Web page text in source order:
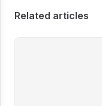
Related articles